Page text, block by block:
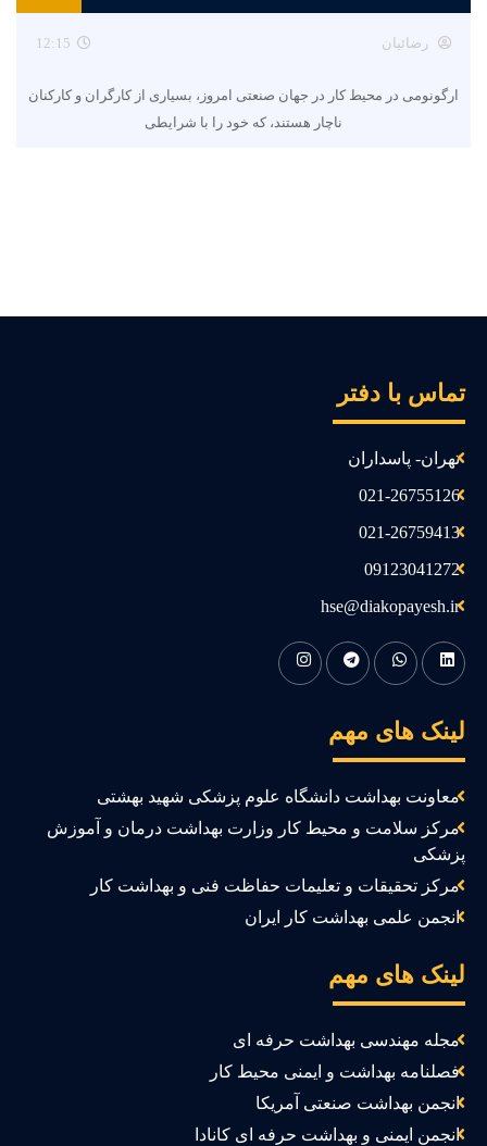
رضائیان 12:15
ارگونومی در محیط کار در جهان صنعتی امروز، بسیاری از کارگران و کارکنان
ناچار هستند، که خود را با شرایطی
با دفتر
تهران- پاسداران
021-26755126
021-26759413
09123041272
hse@diakopayesh.ir
های مهم
معاونت بهداشت دانشگاه علوم پزشکی شهید بهشتی
مرکز سلامت و محیط کار وزارت بهداشت درمان و آموزش
مرکز تحقیقات و تعلیمات حفاظت فنی و بهداشت کار
انجمن علمی بهداشت کار ایران
های مهم
مجله مهندسی بهداشت حرفه ای
فصلنامه بهداشت و ایمنی محیط کار
انجمن بهداشت صنعتی آمریکا
انجمن ایمنی و بهداشت حرفه ای کانادا